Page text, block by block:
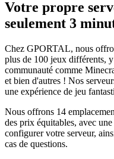
Votre propre
seulement 3
Chez GPORTAL, nous
plus de 100 jeux différents,
communauté comme
et bien d'autres ! Nos
une expérience de jeu
Nous offrons 14
des prix équitables, avec
configurer votre serveur,
cas de questions.